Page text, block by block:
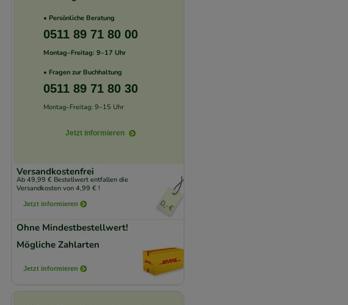
• Persönliche Beratung
0511 89 71 80 00
Montag–Freitag: 9–17 Uhr
• Fragen zur Buchhaltung
0511 89 71 80 30
Montag–Freitag: 9–15 Uhr
Jetzt informieren
Versandkostenfrei
Ab 49,99 € Bestellwert entfallen die
Versandkosten von 4,99 € !
Jetzt informieren
Ohne Mindestbestellwert!
Mögliche Zahlarten
Jetzt informieren